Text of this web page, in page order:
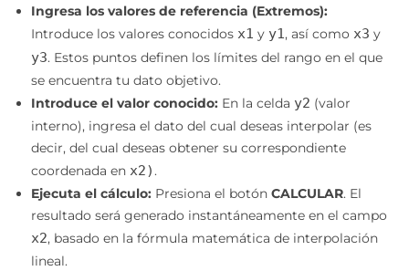
Ingresa los valores de referencia (Extremos):
Introduce los valores conocidos x1 y y1 , así como x3 y
y3. Estos puntos definen los límites del rango en el que
se encuentra tu dato objetivo.
Introduce el valor conocido: En la celda y2 (valor
interno), ingresa el dato del cual deseas interpolar (es
decir, del cual deseas obtener su correspondiente
coordenada en x2) .
Ejecuta el cálculo: Presiona el botónCALCULAR. El
resultado será generado instantáneamente en el campo
x2, basado en la fórmula matemática de interpolación
lineal.